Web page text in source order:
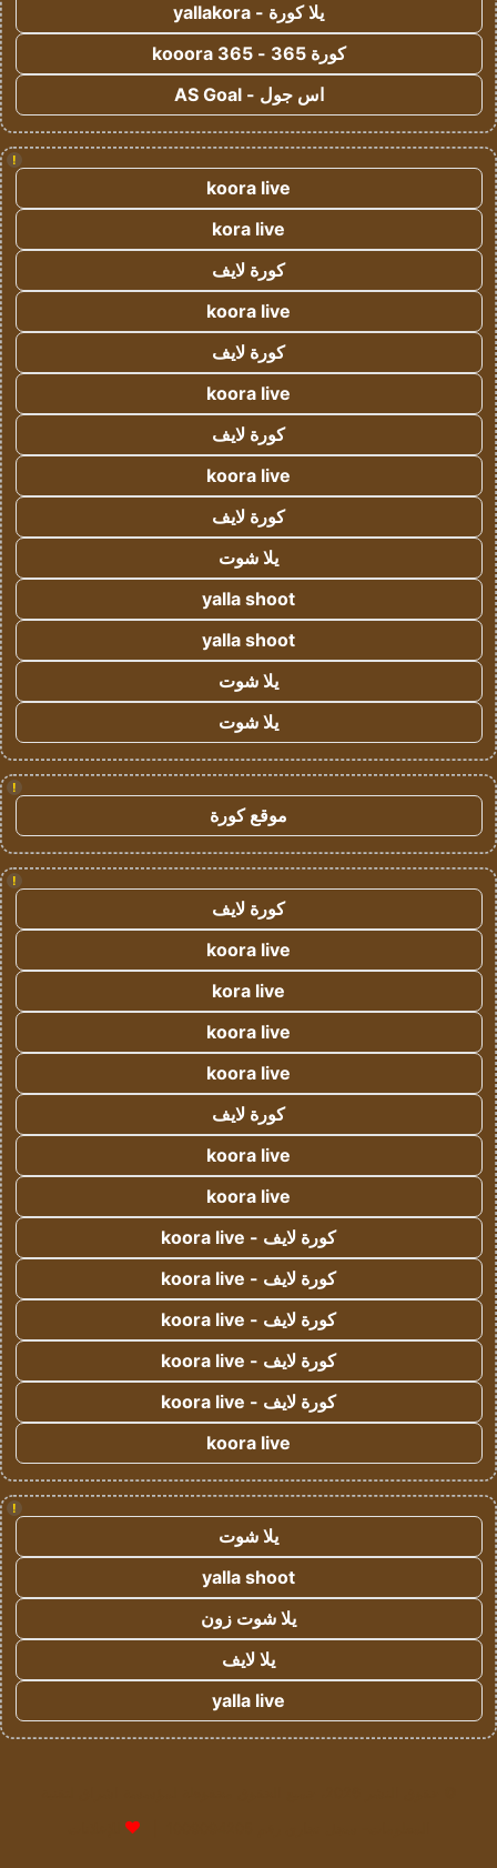
يلا كورة - yallakora
كورة 365 - kooora 365
اس جول - AS Goal
!
koora live
kora live
كورة لايف
koora live
كورة لايف
koora live
كورة لايف
koora live
كورة لايف
يلا شوت
yalla shoot
yalla shoot
يلا شوت
يلا شوت
!
موقع كورة
!
كورة لايف
koora live
kora live
koora live
koora live
كورة لايف
koora live
koora live
كورة لايف - koora live
كورة لايف - koora live
كورة لايف - koora live
كورة لايف - koora live
كورة لايف - koora live
koora live
!
يلا شوت
yalla shoot
يلا شوت زون
يلا لايف
yalla live